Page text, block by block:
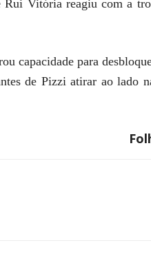
Vitória reagiu com a
capacidade para
de Pizzi atirar ao lado